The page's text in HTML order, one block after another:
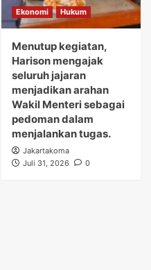
Ekonomi Hukum
Menutup kegiatan,
Harison mengajak
seluruh jajaran
menjadikan arahan
Wakil Menteri sebagai
pedoman dalam
menjalankan tugas.
Jakartakoma
Juli 31, 2026
0